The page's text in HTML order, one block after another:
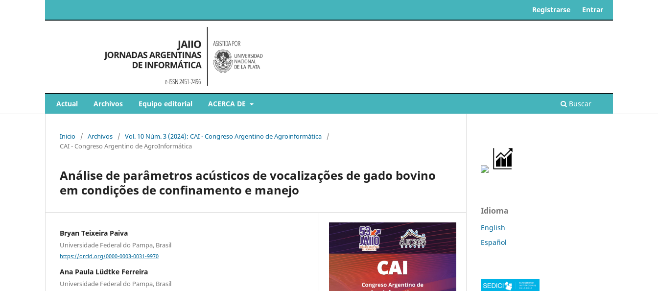
Actual Archivos Equipo editorial ACERCA DE Buscar
Registrarse Entrar
Inicio / Archivos / Vol. 10 Núm. 3 (2024): CAI - Congreso Argentino de Agroinformática
/
CAI - Congreso Argentino de AgroInformática
Análise de parâmetros acústicos de vocalizações de gado bovino
em condições de confinamento e manejo
Bryan Teixeira Paiva
Universidade Federal do Pampa, Brasil
https://orcid.org/0000-0003-0031-9970
Ana Paula Lüdtke Ferreira
Universidade Federal do Pampa, Brasil
Idioma
English
Español